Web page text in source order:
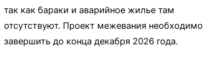
так как бараки и аварийное жилье там
отсутствуют. Проект межевания необходимо
завершить до конца декабря 2026 года.